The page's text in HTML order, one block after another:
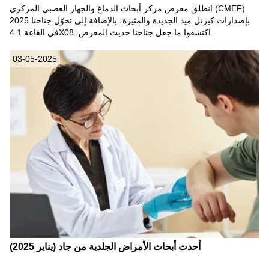
انطلق معرض مركز أبحاث الدماغ والجهاز العصبي المركزي (CMEF)
2025 بإصدارات كيرنل ميد الجديدة والمثيرة، بالإضافة إلى تحوّل جناحنا
في القاعة 4.1X08. اكتشفوا ما جعل جناحنا حديث المعرض.
03-05-2025
أحدث أبحاث الأمراض الجلدية من جاد (يناير 2025)